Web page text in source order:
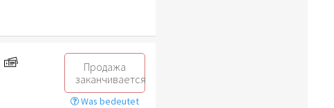
Продажа
заканчивается
Was bedeutet